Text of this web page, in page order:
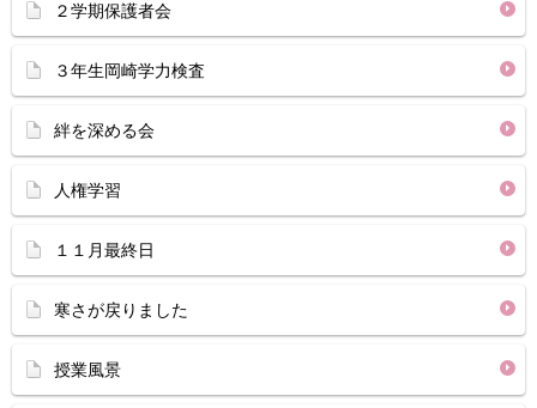
２学期保護者会
３年生岡崎学力検査
絆を深める会
人権学習
１１月最終日
寒さが戻りました
授業風景